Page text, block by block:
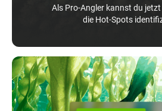
Als Pro-Angler kannst du
die Hot-Spots